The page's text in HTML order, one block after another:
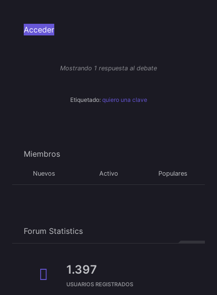
Etiquetado: quiero una clave
Mostrando 1 respuesta al debate
Acceder
Miembros
Nuevos Activo Populares
Forum Statistics
1.397
USUARIOS REGISTRADOS